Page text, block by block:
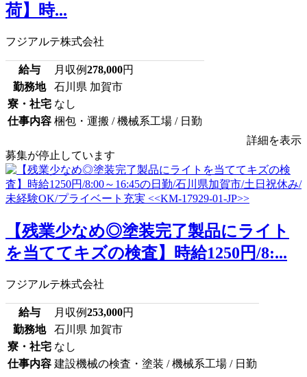
荷】時...
フジアルテ株式会社
給与 月収例278,000円
勤務地
石川県 加賀市
寮・社宅 なし
仕事内容 梱包・運搬 / 機械系工場 / 日勤
詳細を表示
募集が停止しています
【残業少なめ◎塗装完了製品にライト
を当ててキズの検査】時給1250円/8:...
フジアルテ株式会社
給与 月収例253,000円
勤務地
石川県 加賀市
寮・社宅 なし
仕事内容 建設機械の検査・塗装 / 機械系工場 / 日勤